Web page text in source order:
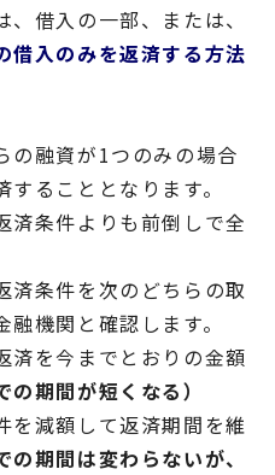
、借入の一部、または、
借入のみを返済する方法
の融資が1つのみの場合
ることとなります。
済条件よりも前倒しで全
済条件を次のどちらの取
機関と確認します。
済を今までとおりの金額
の期間が短くなる）
を減額して返済期間を維
期間は変わらないが、